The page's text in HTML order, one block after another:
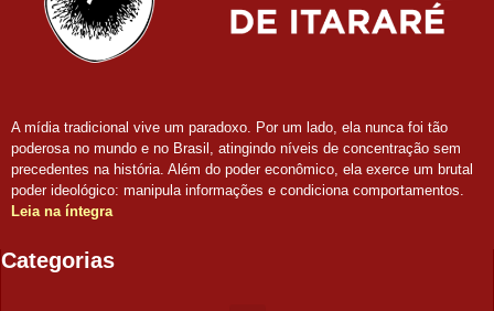
A mídia tradicional vive um paradoxo. Por um lado, ela nunca foi tão
poderosa no mundo e no Brasil, atingindo níveis de concentração sem
precedentes na história. Além do poder econômico, ela exerce um brutal
poder ideológico: manipula informações e condiciona comportamentos.
Leia na íntegra
Categorias